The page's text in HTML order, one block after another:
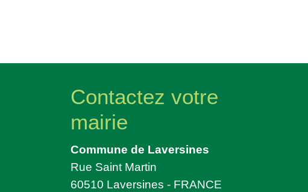
Contactez votre
mairie
Commune de Laversines
Rue Saint Martin
60510 Laversines - FRANCE